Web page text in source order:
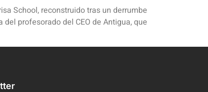
School, reconstruido tras un derrumbe
profesorado del CEO de Antigua, que